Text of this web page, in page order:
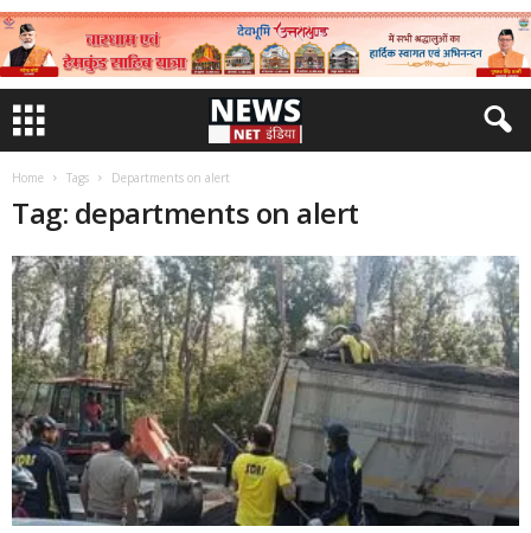
Home Tags Departments on alert
Tag: departments on alert